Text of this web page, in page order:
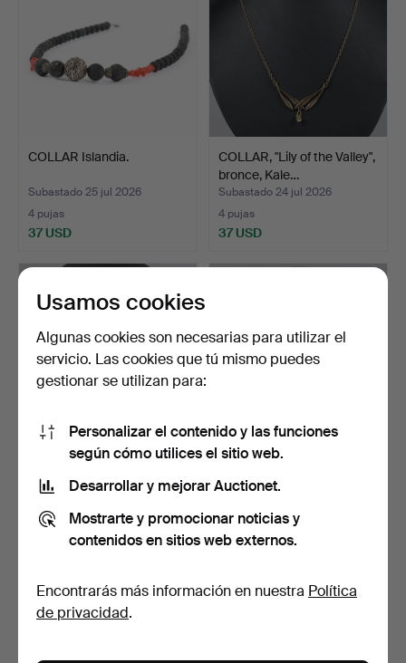
COLLAR Islandia.
Subastado 25 jul 2026
4 pujas
37 USD
COLLAR, "Lily of the Valley",
bronce, Kale…
Subastado 24 jul 2026
4 pujas
37 USD
CADENA "Veneciana", oro
blanco de 18k, Bal…
Subastado 23 jul 2026
6 pujas
370 USD
CADENAS 2 piezas,
"Pansarlänk", oro de 18k.
13 pujas
1.107 USD
Usamos cookies
Algunas cookies son necesarias para utilizar el
servicio. Las cookies que tú mismo puedes
gestionar se utilizan para:
Personalizar el contenido y las funciones
según cómo utilices el sitio web.
Desarrollar y mejorar Auctionet.
Mostrarte y promocionar noticias y
contenidos en sitios web externos.
Encontrarás más información en nuestra Política
de privacidad.